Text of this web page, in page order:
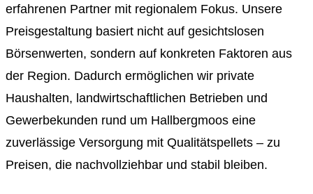
erfahrenen Partner mit regionalem Fokus. Unsere
Preisgestaltung basiert nicht auf gesichtslosen
Börsenwerten, sondern auf konkreten Faktoren aus
der Region. Dadurch ermöglichen wir private
Haushalten, landwirtschaftlichen Betrieben und
Gewerbekunden rund um Hallbergmoos eine
zuverlässige Versorgung mit Qualitätspellets – zu
Preisen, die nachvollziehbar und stabil bleiben.